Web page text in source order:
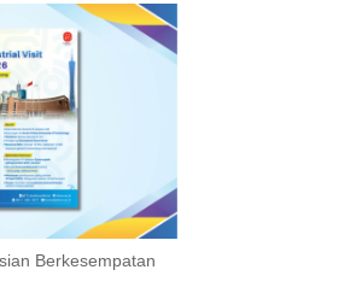
Berkesempatan